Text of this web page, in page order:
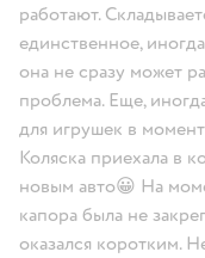
работают.
единственное,
она не сразу может
проблема. Еще,
для игрушек в
Коляска приехала в
новым авто😀 На
капора была не
оказался коротким.